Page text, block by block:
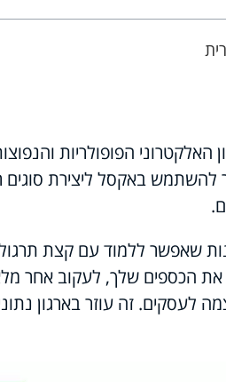
הפופולריות
באקסל ליצירת סוגים
שאפשר ללמוד עם קצת
הכספים שלך, לעקוב אחר
לעסקים. זה עוזר בארגון